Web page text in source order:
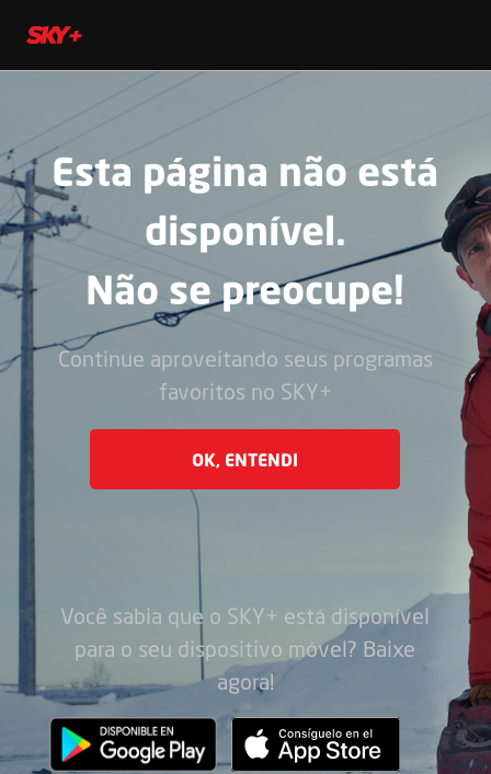
Esta página não está
disponível.
Não se preocupe!
Continue aproveitando seus programas
favoritos no SKY+
OK, ENTENDI
Você sabia que o SKY+ está disponível
para o seu dispositivo móvel? Baixe
agora!